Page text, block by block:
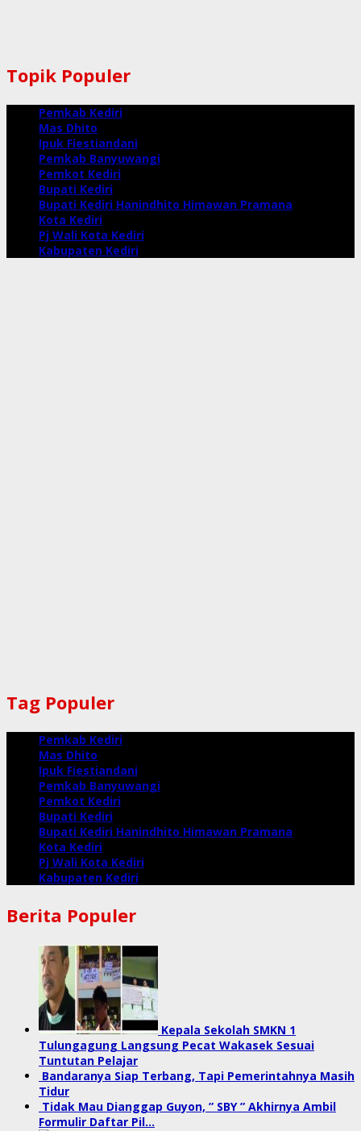
Topik Populer
Pemkab Kediri
Mas Dhito
Ipuk Fiestiandani
Pemkab Banyuwangi
Pemkot Kediri
Bupati Kediri
Bupati Kediri Hanindhito Himawan Pramana
Kota Kediri
Pj Wali Kota Kediri
Kabupaten Kediri
Tag Populer
Pemkab Kediri
Mas Dhito
Ipuk Fiestiandani
Pemkab Banyuwangi
Pemkot Kediri
Bupati Kediri
Bupati Kediri Hanindhito Himawan Pramana
Kota Kediri
Pj Wali Kota Kediri
Kabupaten Kediri
Berita Populer
Kepala Sekolah SMKN 1
Tulungagung Langsung Pecat Wakasek Sesuai
Tuntutan Pelajar
Bandaranya Siap Terbang, Tapi Pemerintahnya Masih
Tidur
Tidak Mau Dianggap Guyon, ” SBY ” Akhirnya Ambil
Formulir Daftar Pil…